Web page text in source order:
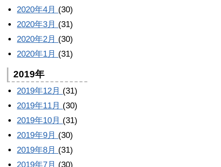
2020年4月 (30)
2020年3月 (31)
2020年2月 (30)
2020年1月 (31)
2019年
2019年12月 (31)
2019年11月 (30)
2019年10月 (31)
2019年9月 (30)
2019年8月 (31)
2019年7月 (30)